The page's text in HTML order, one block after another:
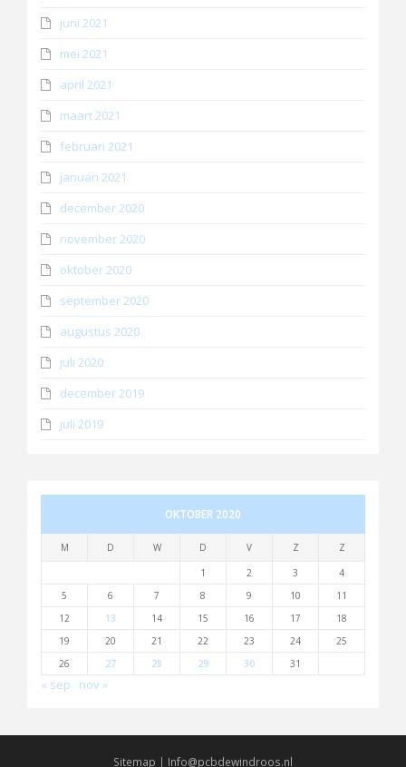
juni 2021
mei 2021
april 2021
maart 2021
februari 2021
januari 2021
december 2020
november 2020
oktober 2020
september 2020
augustus 2020
juli 2020
december 2019
juli 2019
OKTOBER 2020
M D W D V Z
Z
1
2 3
4
5
6 7 8 9 10
11
12
13 14 15 16 17
18
19
20 21 22 23 24
25
26
27 28 29 30 31
« sep nov »
Sitemap | Info@pcbdewindroos.nl